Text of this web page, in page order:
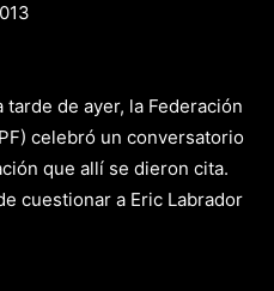
de ayer, la Federación
celebró un conversatorio
que allí se dieron cita.
cuestionar a Eric Labrador